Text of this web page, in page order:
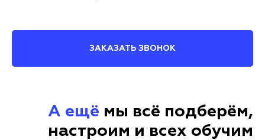
ЗАКАЗАТЬ ЗВОНОК
А ещё мы всё подберём,
настроим и всех обучим